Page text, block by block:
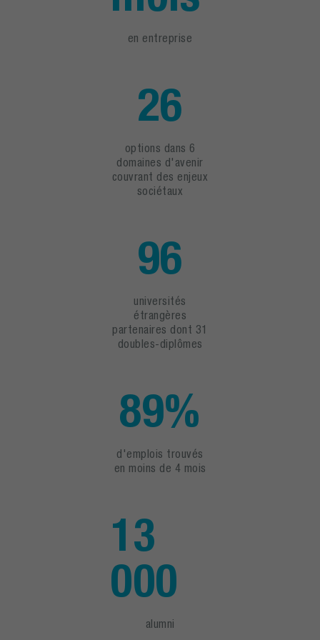
en entreprise
26
options dans 6
domaines d'avenir
couvrant des enjeux
sociétaux
96
universités
étrangères
partenaires dont 31
doubles-diplômes
89%
d'emplois trouvés
en moins de 4 mois
13
000
alumni